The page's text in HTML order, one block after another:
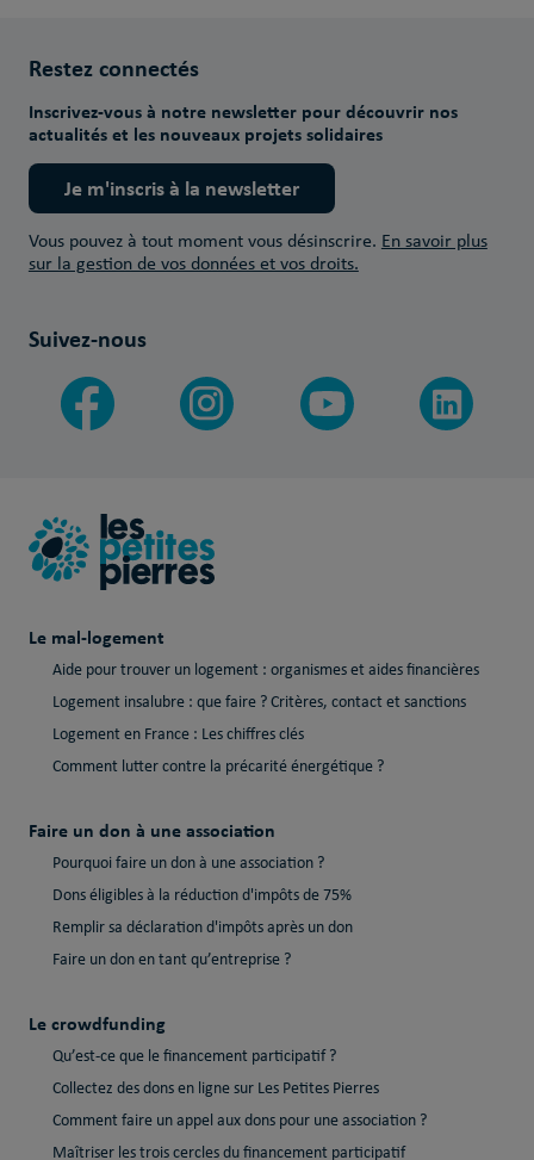
Restez connectés
Inscrivez-vous à notre newsletter pour découvrir nos
actualités et les nouveaux projets solidaires
Je m'inscris à la newsletter
Vous pouvez à tout moment vous désinscrire. En savoir plus
sur la gestion de vos données et vos droits.
Suivez-nous
Le mal-logement
Aide pour trouver un logement : organismes et aides financières
Logement insalubre : que faire ? Critères, contact et sanctions
Logement en France : Les chiffres clés
Comment lutter contre la précarité énergétique ?
Faire un don à une association
Pourquoi faire un don à une association ?
Dons éligibles à la réduction d'impôts de 75%
Remplir sa déclaration d'impôts après un don
Faire un don en tant qu’entreprise ?
Le crowdfunding
Qu’est-ce que le financement participatif ?
Collectez des dons en ligne sur Les Petites Pierres
Comment faire un appel aux dons pour une association ?
Maîtriser les trois cercles du financement participatif